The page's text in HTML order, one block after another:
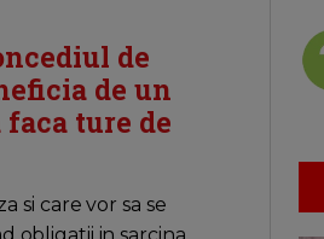
de
de un
ture de
si care vor sa se